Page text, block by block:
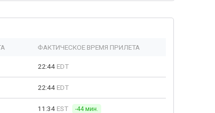
ФАКТИЧЕСКОЕ ВРЕМЯ ПРИЛЕТА
22:44 EDT
22:44 EDT
11:34 EST -44 мин.